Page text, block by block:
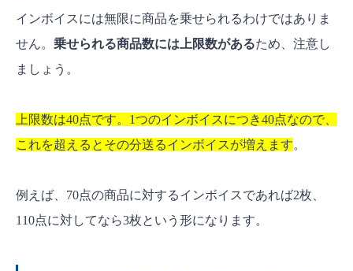
インボイスには無限に商品を乗せられるわけではありま
せん。 乗せられる商品数には上限数があるため、注意し
ましょう。
上限数は40点です。1つのインボイスにつき40点なので、
これを超えるとその分送るインボイスが増えます。
例えば、70点の商品に対するインボイスであれば2枚、
110点に対してなら3枚という形になります。